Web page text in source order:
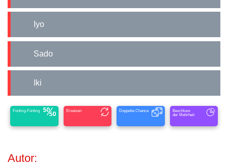
Iyo
Sado
Iki
Fünfzig-Fünfzig Ersetzen Doppelte Chance
Beschluss
der Mehrheit
Autor: